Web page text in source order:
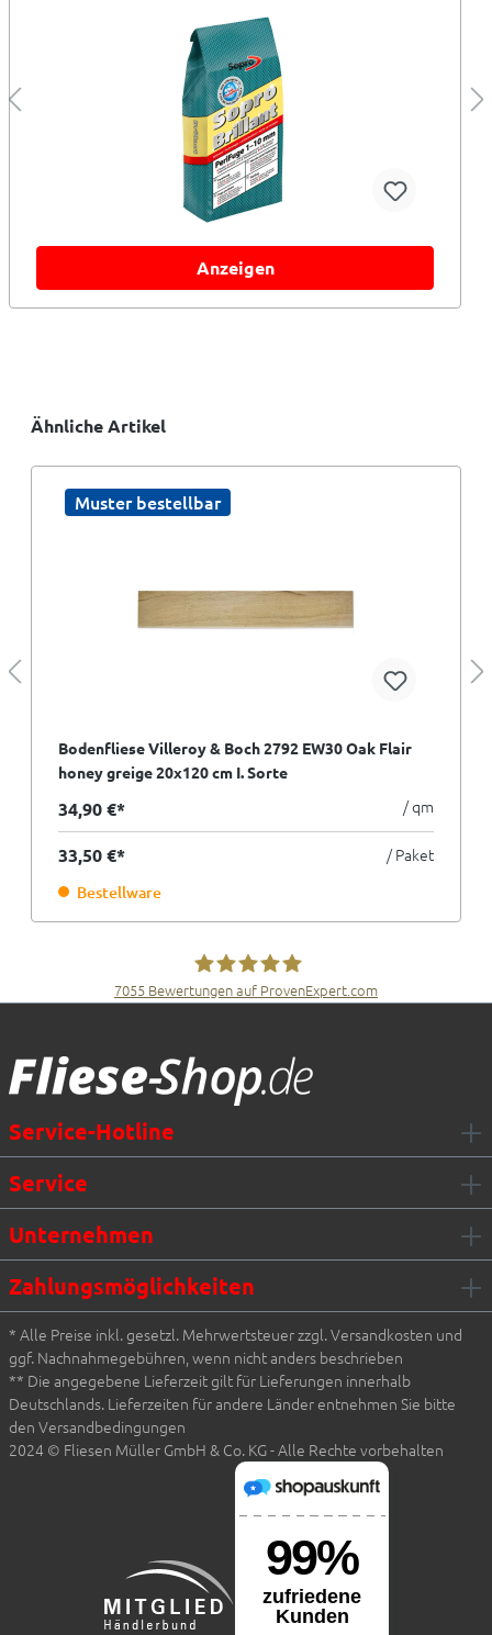
Anzeigen
Ähnliche Artikel
Muster bestellbar
Bodenfliese Villeroy & Boch 2792 EW30 Oak Flair
honey greige 20x120 cm I. Sorte
34,90 €* / qm
33,50 €* / Paket
Bestellware
7055 Bewertungen auf ProvenExpert.com
Service-Hotline
Service
Unternehmen
Zahlungsmöglichkeiten
* Alle Preise inkl. gesetzl. Mehrwertsteuer zzgl. Versandkosten und
ggf. Nachnahmegebühren, wenn nicht anders beschrieben
** Die angegebene Lieferzeit gilt für Lieferungen innerhalb
Deutschlands. Lieferzeiten für andere Länder entnehmen Sie bitte
den Versandbedingungen
2024 © Fliesen Müller GmbH & Co. KG - Alle Rechte vorbehalten